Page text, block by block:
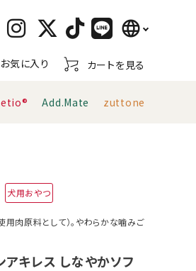
language
日本語
English
お気に入り カートを見る
ー・消臭剤
バッグ
式アプリ
法・配送について
Add.Mate zuttone
犬用おやつ
肉原料として）。やわらかな噛みご
キレス しなやかソフ